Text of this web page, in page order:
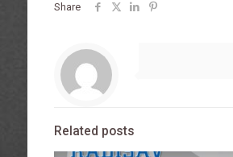
Share
Related posts